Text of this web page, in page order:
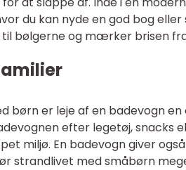
du kan nyde en god bog
bølgerne og mærker brisen
børn er leje af en badevogn
efter legetøj, snacks
miljø. En badevogn giver
strandlivet med småbørn